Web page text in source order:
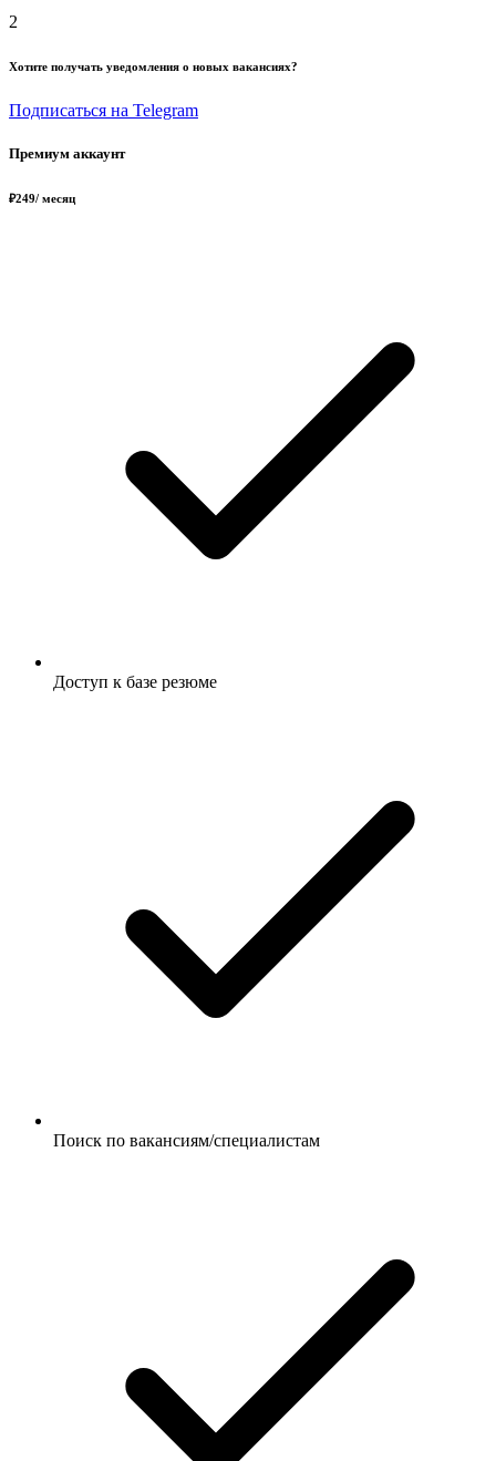
2
Хотите получать уведомления о новых вакансиях?
Подписаться на Telegram
Премиум аккаунт
₽249/ месяц
Доступ к базе резюме
Поиск по вакансиям/специалистам